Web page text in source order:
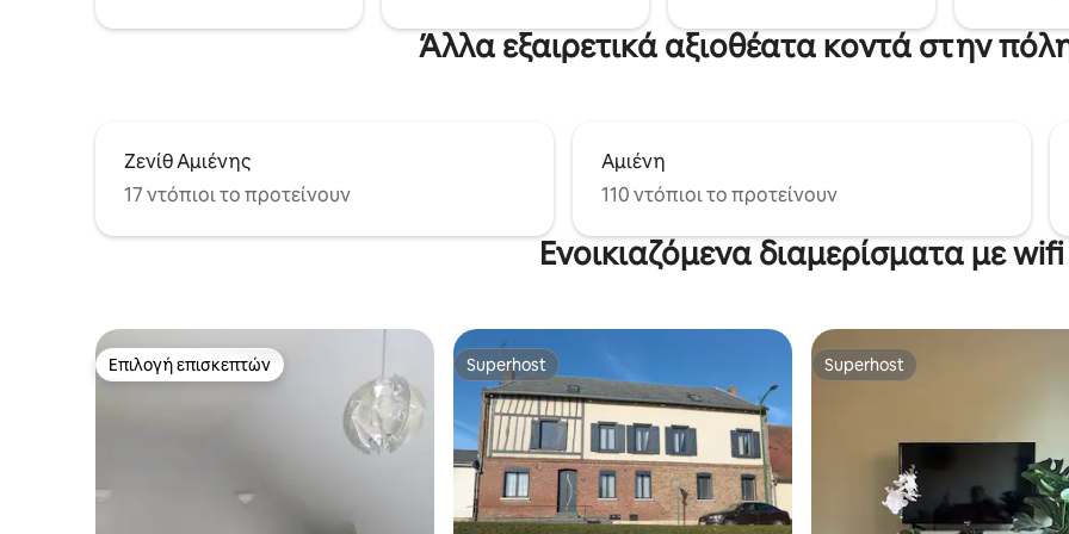
Άλλα εξαιρετικά αξιοθέατα κοντά στην
Ζενίθ Αμιένης
17 ντόπιοι το προτείνουν
Αμιένη
110 ντόπιοι το προτείνουν
Ενοικιαζόμενα διαμερίσματα με wifi
Επιλογή επισκεπτών
Επιλογή επισκεπτών Superhost
Superhost Superhost
Superhost